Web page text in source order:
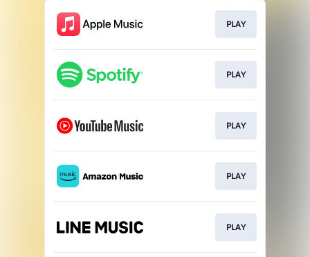
PLAY
PLAY
PLAY
PLAY
PLAY